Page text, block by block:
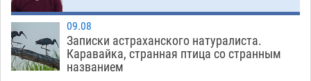
09.08
Записки астраханского натуралиста.
Каравайка, странная птица со странным
названием